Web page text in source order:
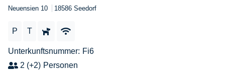
Neuensien 10 18586 Seedorf
P T
Unterkunftsnummer
Fi6
Personen
2 (+2)